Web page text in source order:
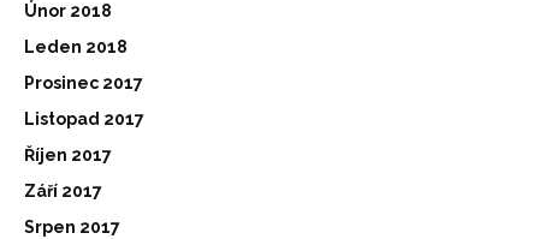
Únor 2018
Leden 2018
Prosinec 2017
Listopad 2017
Říjen 2017
Září 2017
Srpen 2017